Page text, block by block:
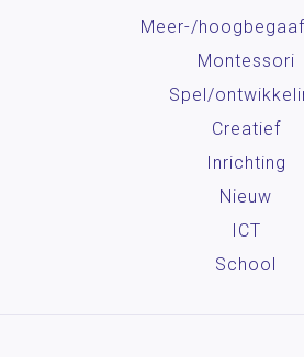
Meer-/
Montessori
Spel/
Creatief
Inrichting
Nieuw
ICT
School